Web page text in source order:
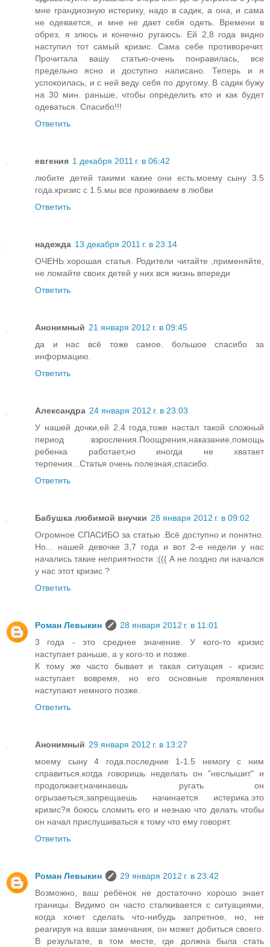
мне грандиозную истерику, надо в садик, а она, и сама
не одевается, и мне не дает себя одеть. Времени в
обрез, я злюсь и конечно ругаюсь. Ей 2,8 года видно
наступил тот самый кризис. Сама себе противоречит.
Прочитала вашу статью-очень понравилась, все
предельно ясно и доступно написано. Теперь и я
успокоилась, и с ней веду себя по другому. В садик бужу
на 30 мин. раньше, чтобы определить кто и как будет
одеваться. Спасибо!!!
Ответить
евгения 1 декабря 2011 г. в 06:42
любите детей такими какие они есть.моему сыну 3.5
года.кризис с 1.5.мы все проживаем в любви
Ответить
надежда 13 декабря 2011 г. в 23:14
ОЧЕНЬ хорошая статья. Родители читайте ,применяйте,
не ломайте своих детей у них вся жизнь впереди
Ответить
Анонимный 21 января 2012 г. в 09:45
да и нас всё тоже самое. большое спасибо за
информацию.
Ответить
Александра 24 января 2012 г. в 23:03
У нашей дочки,ей 2.4 года,тоже настал такой сложный
период взросления.Поощрения,наказание,помощь
ребенка работает,но иногда не хватает
терпения...Статья очень полезная,спасибо.
Ответить
Бабушка любимой внучки 28 января 2012 г. в 09:02
Огромное СПАСИБО за статью .Всё доступно и понятно.
Но... нашей девочке 3,7 года и вот 2-е недели у нас
начались такие неприятности :((( А не поздно ли начался
у нас этот кризис ?
Ответить
Роман Левыкин
28 января 2012 г. в 11:01
3 года - это среднее значение. У кого-то кризис
наступает раньше, а у кого-то и позже.
К тому же часто бывает и такая ситуация - кризис
наступает вовремя, но его основные проявления
наступают немного позже.
Ответить
Анонимный 29 января 2012 г. в 13:27
моему сыну 4 года.последние 1-1.5 немогу с ним
справиться.когда говоришь неделать он "неслышит" и
продолжает,начинаешь ругать он
огрызаеться,запрещаешь начинается истерика.это
кризис?я боюсь сломить его и незнаю что делать чтобы
он начал прислушиваться к тому что ему говорят.
Ответить
Роман Левыкин
29 января 2012 г. в 23:42
Возможно, ваш ребёнок не достаточно хорошо знает
границы. Видимо он часто сталкивается с ситуациями,
когда хочет сделать что-нибудь запретное, но, не
реагируя на ваши замечания, он может добиться своего.
В результате, в том месте, где должна была стать